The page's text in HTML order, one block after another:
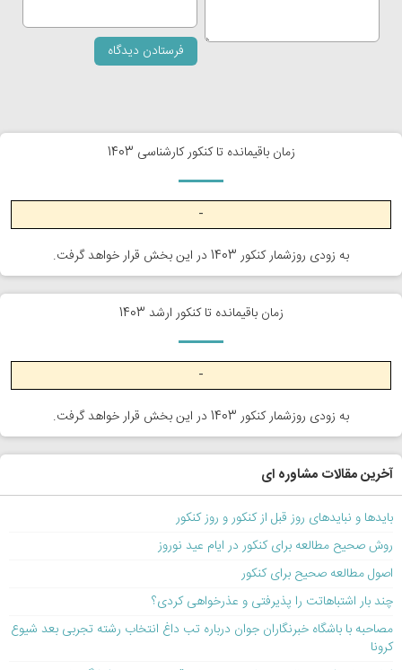
زمان باقیمانده تا کنکور کارشناسی 1403
-
به زودی روزشمار کنکور 1403 در این بخش قرار خواهد گرفت.
زمان باقیمانده تا کنکور ارشد 1403
-
به زودی روزشمار کنکور 1403 در این بخش قرار خواهد گرفت.
آخرین مقالات مشاوره ای
بایدها و نبایدهای روز قبل از کنکور و روز کنکور
روش صحیح مطالعه برای کنکور در ایام عید نوروز
اصول مطالعه صحیح برای کنکور
چند بار اشتباهاتت را پذیرفتی و عذرخواهی کردی؟
مصاحبه با باشگاه خبرنگاران جوان درباره تب داغ انتخاب رشته تجربی بعد شیوع
کرونا